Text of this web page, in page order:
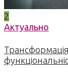
2
Актуально